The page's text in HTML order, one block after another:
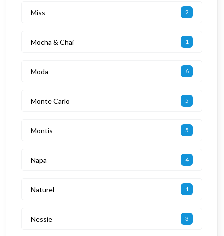
Miss 2
Mocha & Chai 1
Moda 6
Monte Carlo 5
Montis 5
Napa 4
Naturel 1
Nessie 3